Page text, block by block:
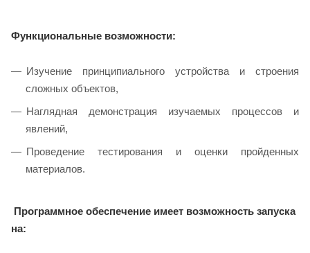
Функциональные возможности:
Изучение принципиального устройства и строения
сложных объектов,
Наглядная демонстрация изучаемых процессов и
явлений,
Проведение тестирования и оценки пройденных
материалов.
Программное обеспечение имеет возможность запуска
на: